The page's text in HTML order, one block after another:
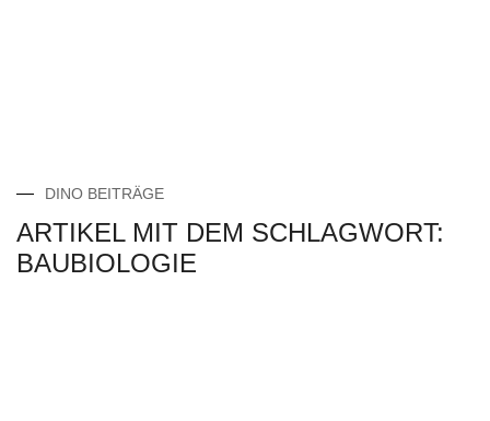
DINO BEITRÄGE
ARTIKEL MIT DEM SCHLAGWORT:
BAUBIOLOGIE